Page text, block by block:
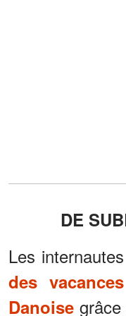
DE
Les
des
Danoise